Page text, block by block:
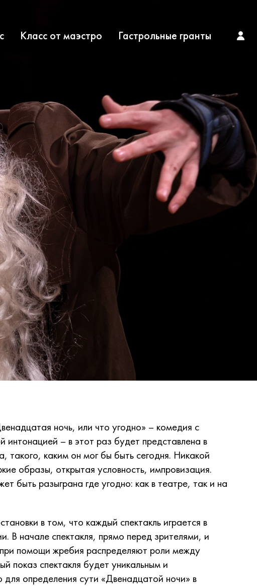
Класс от маэстро Гастрольные гранты
ночь, или что угодно» – комедия с
интонацией – в этот раз будет представлена в
такого, каким он мог бы быть сегодня. Никакой
образы, открытая условность, импровизация.
быть разыграна где угодно: как в театре, так и на
в том, что каждый спектакль играется в
В начале спектакля, прямо перед зрителями, и
помощи жребия распределяют роли между
показ спектакля будет уникальным и
для определения сути «Двенадцатой ночи» в